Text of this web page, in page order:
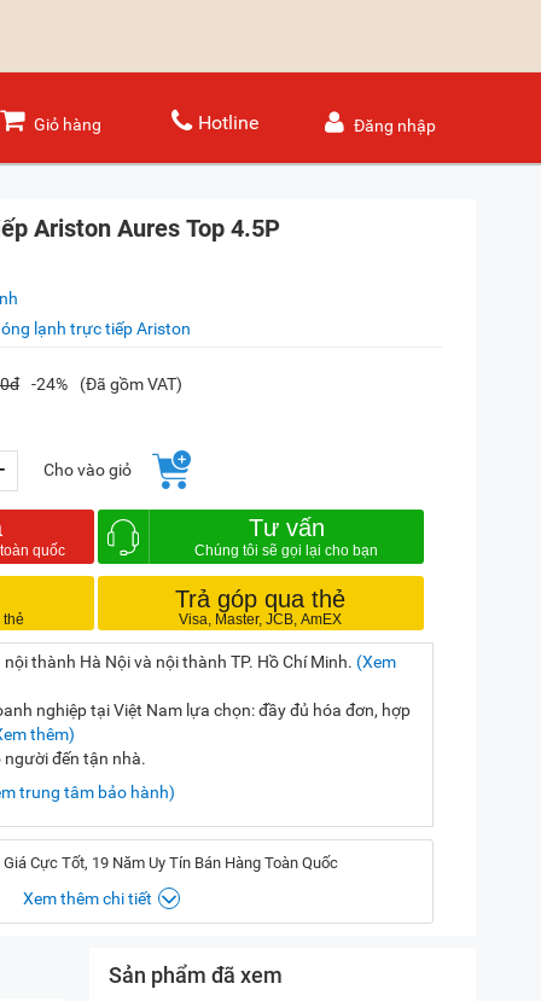
Giỏ hàng Hotline Đăng nhập
Ariston Aures Top 4.5P
lạnh trực tiếp Ariston
-24% (Đã gồm VAT)
Cho vào giỏ
Tư vấn
Trả góp qua thẻ
thành Hà Nội và nội thành TP. Hồ Chí Minh. (Xem
nghiệp tại Việt Nam lựa chọn: đầy đủ hóa đơn, hợp
thêm)
người đến tận nhà.
trung tâm bảo hành)
Cực Tốt, 19 Năm Uy Tín Bán Hàng Toàn Quốc
Xem thêm chi tiết
Chỉ đường)
Sản phẩm đã xem